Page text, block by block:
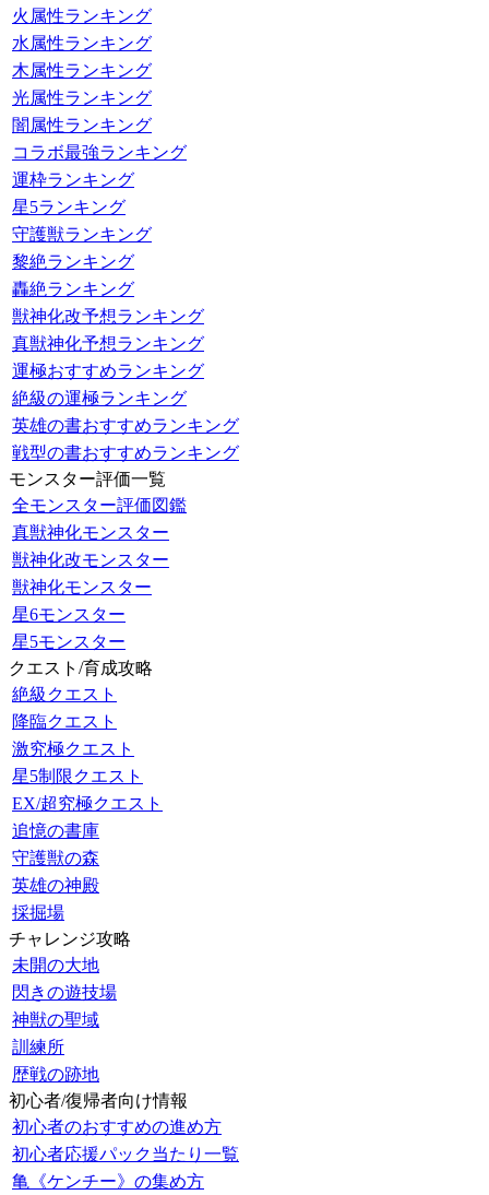
火属性ランキング
水属性ランキング
木属性ランキング
光属性ランキング
闇属性ランキング
コラボ最強ランキング
運枠ランキング
星5ランキング
守護獣ランキング
黎絶ランキング
轟絶ランキング
獣神化改予想ランキング
真獣神化予想ランキング
運極おすすめランキング
絶級の運極ランキング
英雄の書おすすめランキング
戦型の書おすすめランキング
モンスター評価一覧
全モンスター評価図鑑
真獣神化モンスター
獣神化改モンスター
獣神化モンスター
星6モンスター
星5モンスター
クエスト/育成攻略
絶級クエスト
降臨クエスト
激究極クエスト
星5制限クエスト
EX/超究極クエスト
追憶の書庫
守護獣の森
英雄の神殿
採掘場
チャレンジ攻略
未開の大地
閃きの遊技場
神獣の聖域
訓練所
歴戦の跡地
初心者/復帰者向け情報
初心者のおすすめの進め方
初心者応援パック当たり一覧
亀《ケンチー》の集め方